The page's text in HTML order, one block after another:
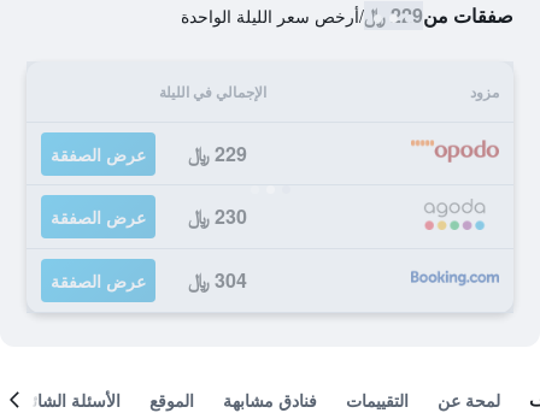
صفقات من229 ﷼ /أرخص سعر الليلة الواحدة
مزود الإجمالي في الليلة
229 ﷼ عرض الصفقة
230 ﷼ عرض الصفقة
304 ﷼ عرض الصفقة
لمحة عن التقييمات فنادق مشابهة الموقع الأسئلة الشائعة